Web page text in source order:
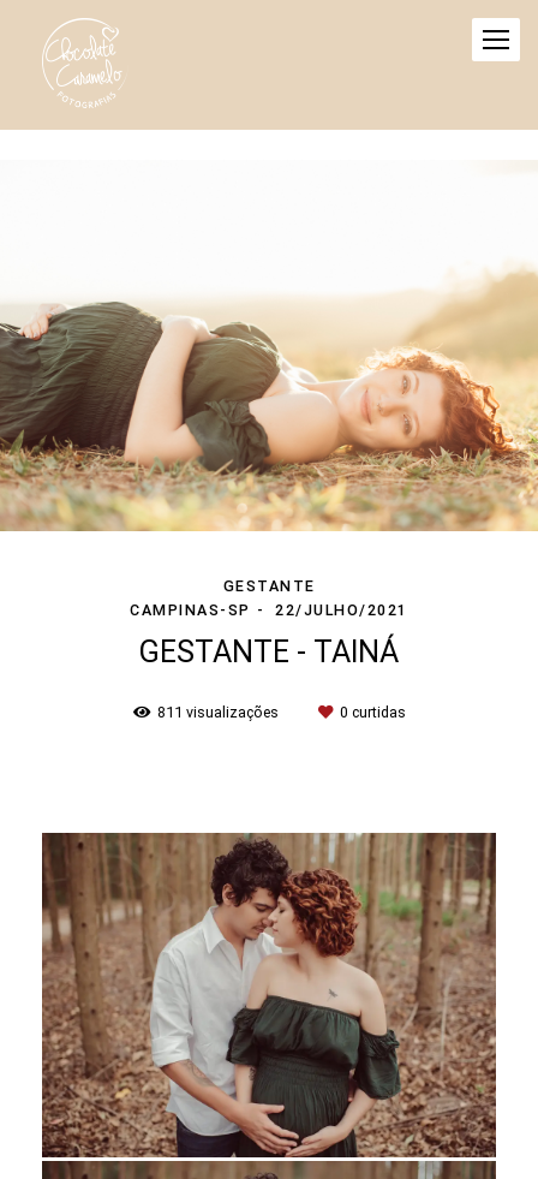
GESTANTE
CAMPINAS-SP
22/JULHO/2021
GESTANTE - TAINÁ
811 visualizações 0 curtidas